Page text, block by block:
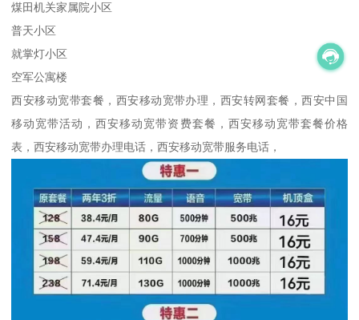
煤田机关家属院小区
普天小区
就掌灯小区
空军公寓楼
西安移动宽带套餐，西安移动宽带办理，西安转网套餐，西安中国
移动宽带活动，西安移动宽带资费套餐，西安移动宽带套餐价格
表，西安移动宽带办理电话，西安移动宽带服务电话，